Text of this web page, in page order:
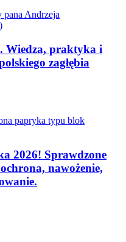
Wiedza, praktyka i
zagłębia
2026! Sprawdzone
nawożenie,